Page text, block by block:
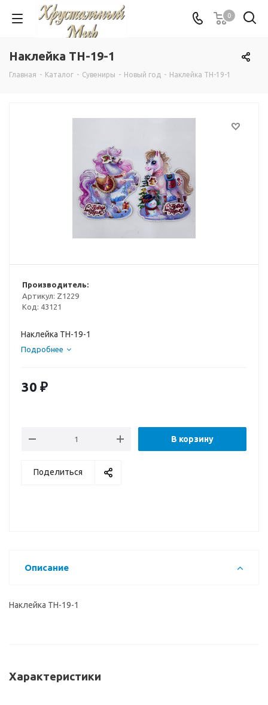
0
Наклейка TH-19-1
Главная - Каталог - Сувениры - Новый год - Наклейка TH-19-1
Производитель:
Артикул: Z1229
Код: 43121
Наклейка TH-19-1
Подробнее
30 ₽
В корзину
Поделиться
Описание
Наклейка TH-19-1
Характеристики